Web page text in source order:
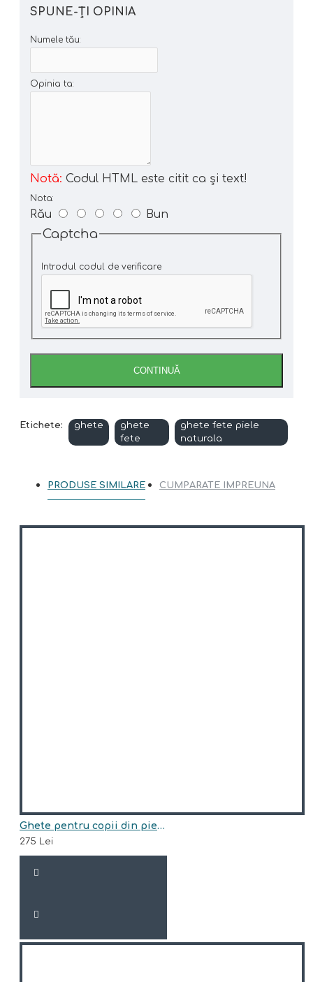
SPUNE-ŢI OPINIA
Numele tău:
Opinia ta:
Notă: Codul HTML este citit ca şi text!
Nota:
Rău Bun
Captcha
Introdul codul de verificare
CONTINUĂ
Etichete: ghete
ghete
fete
ghete fete piele
naturala
PRODUSE SIMILARE CUMPARATE IMPREUNA
Ghete pentru copii din piele naturala model EDEN
275 Lei